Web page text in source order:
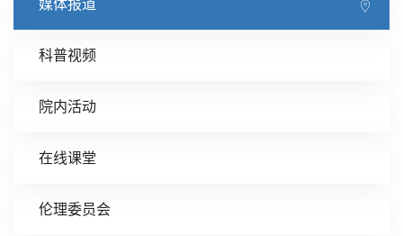
媒体报道
科普视频
院内活动
在线课堂
伦理委员会